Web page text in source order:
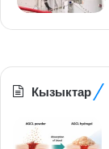
Кызыктар